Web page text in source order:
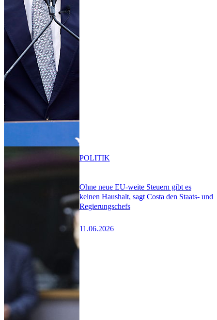
Ohne neue EU-weite Steuern gibt es
keinen Haushalt, sagt Costa den Staats- und
Regierungschefs
11.06.2026
POLITIK